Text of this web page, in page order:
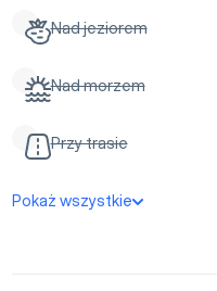
Nad jeziorem
Nad morzem
Przy trasie
Pokaż wszystkie